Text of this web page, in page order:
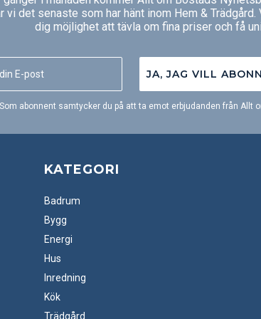
vi det senaste som har hänt inom Hem &
dig möjlighet att tävla om fina priser och få
JA, JAG VILL
Som abonnent samtycker du på att ta emot erbjudanden från Allt
KATEGORI
Badrum
Bygg
Energi
Hus
Inredning
Kök
Trädgård